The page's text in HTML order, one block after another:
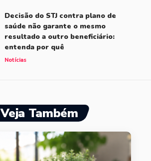
Decisão do STJ contra plano de
saúde não garante o mesmo
resultado a outro beneficiário:
entenda por quê
Notícias
Veja Também